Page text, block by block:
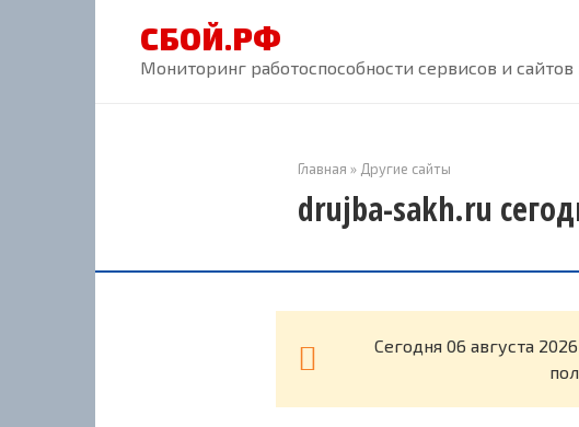
СБОЙ.РФ
Мониторинг работоспособности сервисов и сайтов
Главная » Другие сайты
drujba-sakh.ru
Cегодня 06 августа